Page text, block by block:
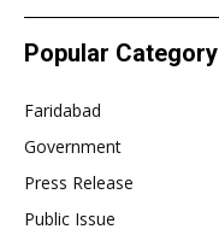
Popular Category
Faridabad
Government
Press Release
Public Issue